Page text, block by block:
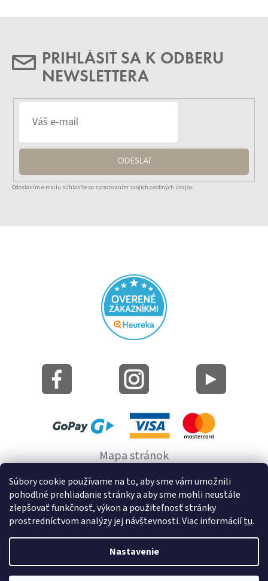
Súbory cookie používame na to, aby sme vám umožnili
pohodlné prehliadanie stránky a aby sme mohli neustále
zlepšovať funkčnosť, výkon a použiteľnosť stránky
prostredníctvom analýzy jej návštevnosti. Viac informáciítu.
Nastavenie
PRIHLÁSIŤ SA K ODBERU
NEWSLETTERA
ODESLAT
Odoslaním e-mailu súhlasíte so spracovaním svojich osobných údajov.
Mapa stránok
Informácie o cookie
© 2022 GRUND a.s.
Vytvoril Shoptet